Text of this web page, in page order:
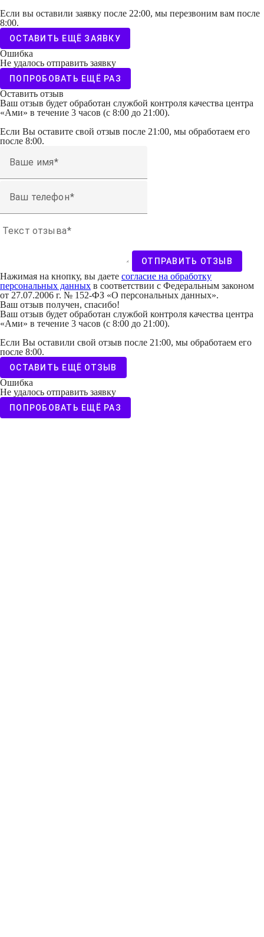
Если вы оставили заявку после 22:00, мы перезвоним вам после
8:00.
ОСТАВИТЬ ЕЩЁ ЗАЯВКУ
Ошибка
Не удалось отправить заявку
ПОПРОБОВАТЬ ЕЩЁ РАЗ
Оставить отзыв
Ваш отзыв будет обработан службой контроля качества центра
«Ами» в течение 3 часов (с 8:00 до 21:00).
Если Вы оставите свой отзыв после 21:00, мы обработаем его
после 8:00.
Ваше имя
Ваш телефон
Текст отзыва
ОТПРАВИТЬ ОТЗЫВ
Нажимая на кнопку, вы даете согласие на обработку
персональных данных в соответствии с Федеральным законом
от 27.07.2006 г. № 152-ФЗ «О персональных данных».
Ваш отзыв получен, спасибо!
Ваш отзыв будет обработан службой контроля качества центра
«Ами» в течение 3 часов (с 8:00 до 21:00).
Если Вы оставили свой отзыв после 21:00, мы обработаем его
после 8:00.
ОСТАВИТЬ ЕЩЁ ОТЗЫВ
Ошибка
Не удалось отправить заявку
ПОПРОБОВАТЬ ЕЩЁ РАЗ